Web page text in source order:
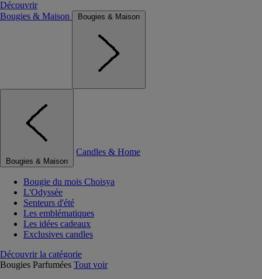
Découvrir
Bougies & Maison
Bougies & Maison
Bougies & Maison
Candles & Home
Bougie du mois Choisya
L'Odyssée
Senteurs d'été
Les emblématiques
Les idées cadeaux
Exclusives candles
Découvrir la catégorie
Bougies Parfumées Tout voir